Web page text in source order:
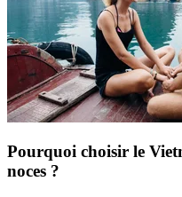
Pourquoi choisir le
noces ?